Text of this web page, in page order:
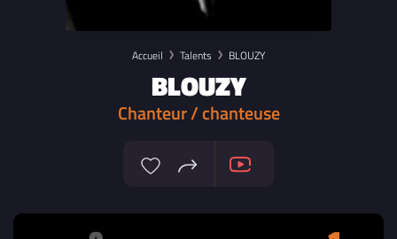
Accueil Talents BLOUZY
BLOUZY
Chanteur / chanteuse